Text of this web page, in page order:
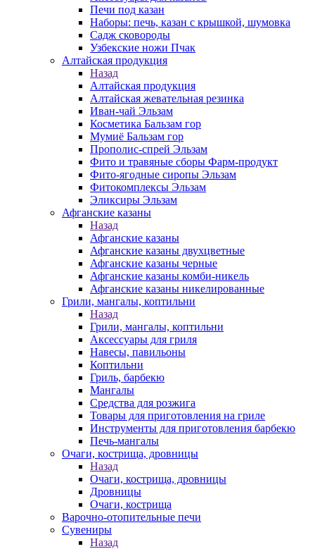
Печи под казан
Наборы: печь, казан с крышкой, шумовка
Садж сковороды
Узбекские ножи Пчак
Алтайская продукция
Назад
Алтайская продукция
Алтайская жевательная резинка
Иван-чай Эльзам
Косметика Бальзам гор
Мумиё Бальзам гор
Прополис-спрей Эльзам
Фито и травяные сборы Фарм-продукт
Фито-ягодные сиропы Эльзам
Фитокомплексы Эльзам
Эликсиры Эльзам
Афганские казаны
Назад
Афганские казаны
Афганские казаны двухцветные
Афганские казаны черные
Афганские казаны комби-никель
Афганские казаны никелированные
Грили, мангалы, коптильни
Назад
Грили, мангалы, коптильни
Аксессуары для гриля
Навесы, павильоны
Коптильни
Гриль, барбекю
Мангалы
Средства для розжига
Товары для приготовления на гриле
Инструменты для приготовления барбекю
Печь-мангалы
Очаги, кострища, дровницы
Назад
Очаги, кострища, дровницы
Дровницы
Очаги, кострища
Варочно-отопительные печи
Сувениры
Назад